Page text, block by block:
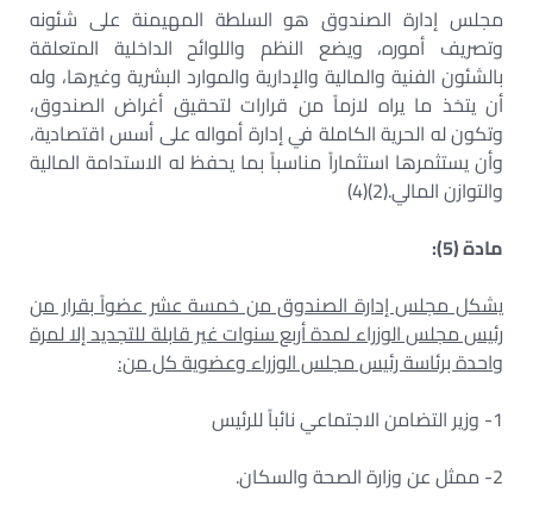
مجلس إدارة الصندوق هو السلطة المهيمنة على شئونه
وتصريف أموره، ويضع النظم واللوائح الداخلية المتعلقة
بالشئون الفنية والمالية والإدارية والموارد البشرية وغيرها، وله
أن يتخذ ما يراه لازماً من قرارات لتحقيق أغراض الصندوق،
وتكون له الحرية الكاملة في إدارة أمواله على أسس اقتصادية،
وأن يستثمرها استثماراً مناسباً بما يحفظ له الاستدامة المالية
والتوازن المالي.(2)(4)
مادة (5):
يشكل مجلس إدارة الصندوق من خمسة عشر عضواً بقرار من
رئيس مجلس الوزراء لمدة أربع سنوات غير قابلة للتجديد إلا لمرة
واحدة برئاسة رئيس مجلس الوزراء وعضوية كل من:
1- وزير التضامن الاجتماعي نائباً للرئيس
2- ممثل عن وزارة الصحة والسكان.